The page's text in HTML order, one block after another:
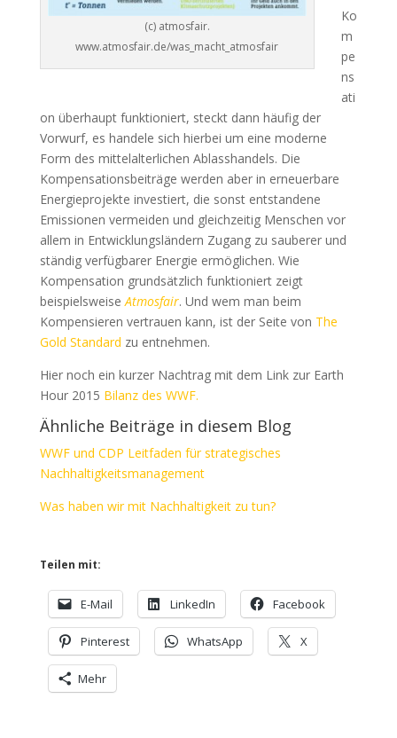
(c) atmosfair.
www.atmosfair.de/was_macht_atmosfair
Ko
m
pe
ns
ati
on überhaupt funktioniert, steckt dann häufig der
Vorwurf, es handele sich hierbei um eine moderne
Form des mittelalterlichen Ablasshandels. Die
Kompensationsbeiträge werden aber in erneuerbare
Energieprojekte investiert, die sonst entstandene
Emissionen vermeiden und gleichzeitig Menschen vor
allem in Entwicklungsländern Zugang zu sauberer und
ständig verfügbarer Energie ermöglichen. Wie
Kompensation grundsätzlich funktioniert zeigt
beispielsweiseAtmosfair. Und wem man beim
Kompensieren vertrauen kann, ist der Seite von The
Gold Standard zu entnehmen.
Hier noch ein kurzer Nachtrag mit dem Link zur Earth
Hour 2015 Bilanz des WWF.
Ähnliche Beiträge in diesem Blog
WWF und CDP Leitfaden für strategisches
Nachhaltigkeitsmanagement
Was haben wir mit Nachhaltigkeit zu tun?
Teilen mit:
E-Mail LinkedIn Facebook
Pinterest WhatsApp X
Mehr